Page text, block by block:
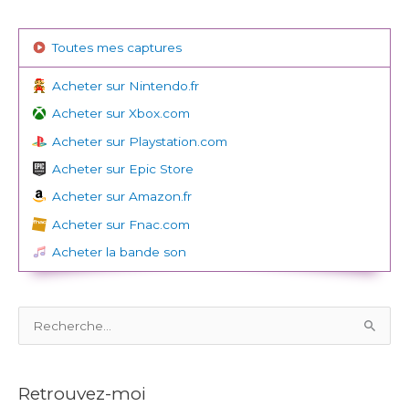
Toutes mes captures
Acheter sur Nintendo.fr
Acheter sur Xbox.com
Acheter sur Playstation.com
Acheter sur Epic Store
Acheter sur Amazon.fr
Acheter sur Fnac.com
Acheter la bande son
e
h
Retrouvez-moi